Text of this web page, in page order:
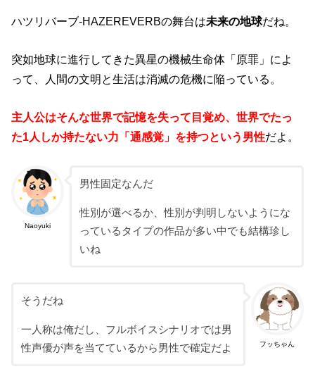
ハツリバーブ-HAZEREVERBの舞台は未来の地球だね。
突如地球に進行してきた異星の機械生命体「原罪」によ
って、人間の文明と生活は消滅の危機に陥っている。
主人公はそんな世界で記憶を失って目覚め、世界でたっ
た1人しか持たない力「通感覚」を持つという男性だよ。
Naoyuki
男性固定なんだ
性別が選べるか、性別が判明しないようにな
っているタイプの作品が多い中でも結構珍し
いね
フッちゃん
そうだね
一人称は俺だし、フルボイスシナリオでは男
性声優が声を当てているから男性で確定だよ